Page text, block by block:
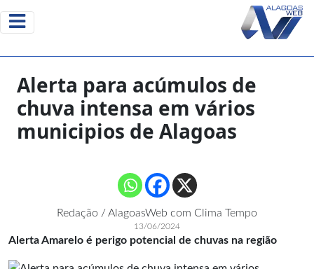
Alerta para acúmulos de
chuva intensa em vários
municipios de Alagoas
Redação / AlagoasWeb com Clima Tempo
13/06/2024
Alerta Amarelo é perigo potencial de chuvas na região